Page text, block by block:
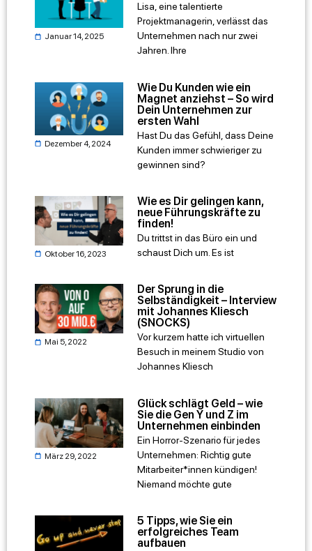
Januar 14, 2025
Lisa, eine talentierte
Projektmanagerin, verlässt das
Unternehmen nach nur zwei
Jahren. Ihre
Dezember 4, 2024
Wie Du Kunden wie ein
Magnet anziehst – So wird
Dein Unternehmen zur
ersten Wahl
Hast Du das Gefühl, dass Deine
Kunden immer schwieriger zu
gewinnen sind?
Oktober 16, 2023
Wie es Dir gelingen kann,
neue Führungskräfte zu
finden!
Du trittst in das Büro ein und
schaust Dich um. Es ist
Mai 5, 2022
Der Sprung in die
Selbständigkeit – Interview
mit Johannes Kliesch
(SNOCKS)
Vor kurzem hatte ich virtuellen
Besuch in meinem Studio von
Johannes Kliesch
März 29, 2022
Glück schlägt Geld – wie
Sie die Gen Y und Z im
Unternehmen einbinden
Ein Horror-Szenario für jedes
Unternehmen: Richtig gute
Mitarbeiter*innen kündigen!
Niemand möchte gute
5 Tipps, wie Sie ein
erfolgreiches Team
aufbauen